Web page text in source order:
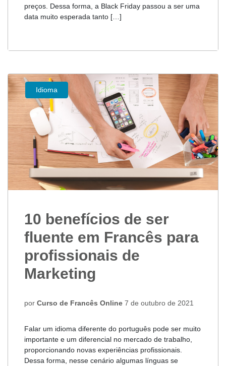
preços. Dessa forma, a Black Friday passou a ser uma
data muito esperada tanto […]
Idioma
10 benefícios de ser
fluente em Francês para
profissionais de
Marketing
por Curso de Francês Online 7 de outubro de 2021
Falar um idioma diferente do português pode ser muito
importante e um diferencial no mercado de trabalho,
proporcionando novas experiências profissionais.
Dessa forma, nesse cenário algumas línguas se